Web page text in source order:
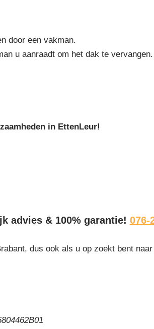
door een vakman.
u aanraadt om het dak te
in EttenLeur!
advies & 100% garantie! 076-
dus ook als u op zoekt bent